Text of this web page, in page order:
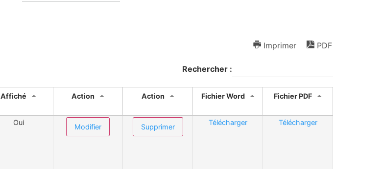
Imprimer PDF
Rechercher :
Affiché Action Action Fichier Word Fichier PDF
Oui
Modifier Supprimer
Télécharger Télécharger